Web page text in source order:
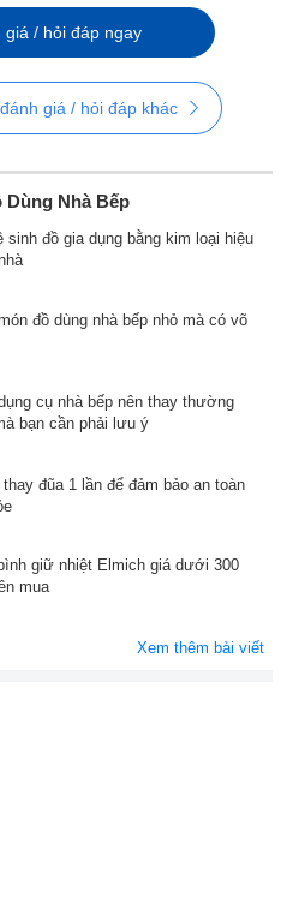
giá / hỏi đáp ngay
giá / hỏi đáp khác
Nhà Bếp
sinh đồ gia dụng bằng kim loại hiệu
đồ dùng nhà bếp nhỏ mà có võ
cụ nhà bếp nên thay thường
bạn cần phải lưu ý
thay đũa 1 lần để đảm bảo an toàn
giữ nhiệt Elmich giá dưới 300
mua
Xem thêm bài viết